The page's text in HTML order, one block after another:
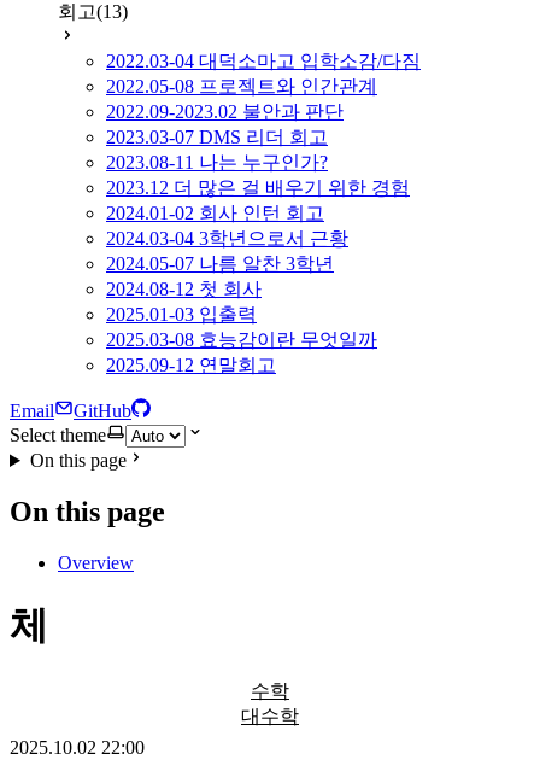
회고(13)
2022.03-04 대덕소마고 입학소감/다짐
2022.05-08 프로젝트와 인간관계
2022.09-2023.02 불안과 판단
2023.03-07 DMS 리더 회고
2023.08-11 나는 누구인가?
2023.12 더 많은 걸 배우기 위한 경험
2024.01-02 회사 인턴 회고
2024.03-04 3학년으로서 근황
2024.05-07 나름 알찬 3학년
2024.08-12 첫 회사
2025.01-03 입출력
2025.03-08 효능감이란 무엇일까
2025.09-12 연말회고
Email
GitHub
Select theme
On this page
On this page
Overview
체
수학
대수학
2025.10.02 22:00